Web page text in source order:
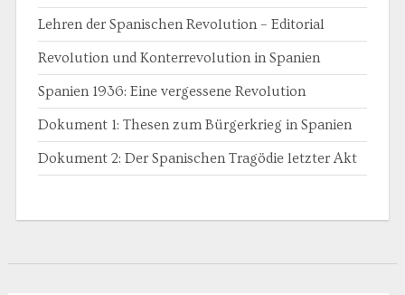
Lehren der Spanischen Revolution – Editorial
Revolution und Konterrevolution in Spanien
Spanien 1936: Eine vergessene Revolution
Dokument 1: Thesen zum Bürgerkrieg in Spanien
Dokument 2: Der Spanischen Tragödie letzter Akt